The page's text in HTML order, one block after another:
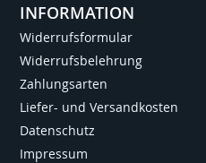
INFORMATION
Widerrufsformular
Widerrufsbelehrung
Zahlungsarten
Liefer- und Versandkosten
Datenschutz
Impressum